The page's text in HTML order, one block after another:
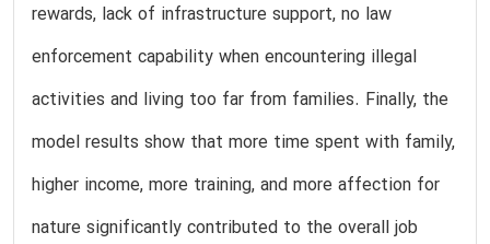
rewards, lack of infrastructure support, no law
enforcement capability when encountering illegal
activities and living too far from families. Finally, the
model results show that more time spent with family,
higher income, more training, and more affection for
nature significantly contributed to the overall job